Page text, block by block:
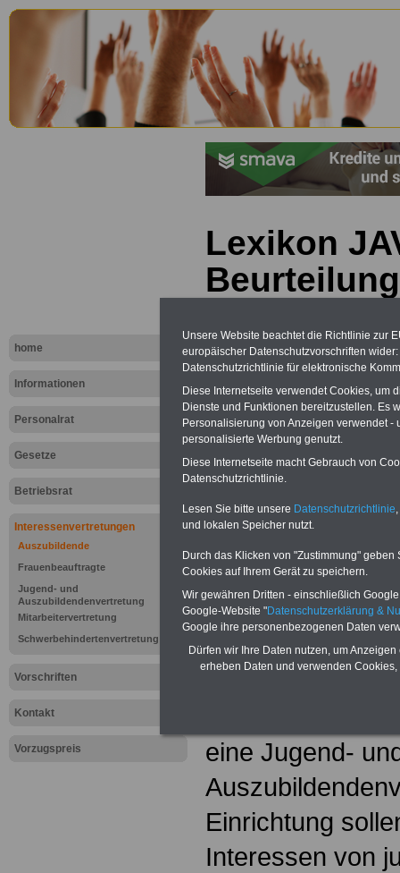
home
Informationen
Personalrat
Gesetze
Betriebsrat
Interessenvertretungen
Auszubildende
Frauenbeauftragte
Jugend- und
Auszubildendenvertretung
Mitarbeitervertretung
Schwerbehindertenvertretung
Vorschriften
Kontakt
Vorzugspreis
Lexikon
Lexikon
eine Jugend-
Einrichtung
Interessen von
Unsere Website beachtet die Richtlinie zur
europäischer Datenschutzvorschriften
Datenschutzrichtlinie für elektronische
Diese Internetseite verwendet Cookies, um
Dienste und Funktionen bereitzustellen. Es
Personalisierung von Anzeigen verwendet
personalisierte Werbung genutzt.
Diese Internetseite macht Gebrauch von
Datenschutzrichtlinie.
Lesen Sie bitte unsere Datenschutzrichtlinie
und lokalen Speicher nutzt.
Durch das Klicken von "Zustimmung"
Cookies auf Ihrem Gerät zu speichern.
Wir gewähren Dritten - einschließlich
Google-Website "Datenschutzerklärung &
Google ihre personenbezogenen Daten
Dürfen wir Ihre Daten nutzen, um
erheben Daten und verwenden